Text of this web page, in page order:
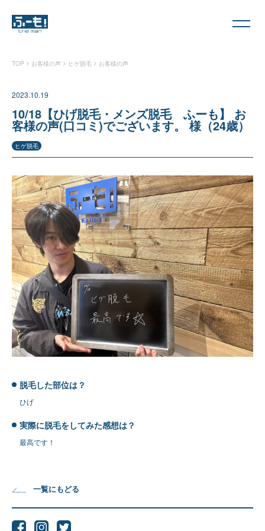
TOP > お客様の声 > ヒゲ脱毛 > お客様の声
2023.10.19
10/18【ひげ脱毛・メンズ脱毛 ふーも】 お
客様の声(口コミ)でございます。 様（24歳）
ヒゲ脱毛
脱毛した部位は？
ひげ
実際に脱毛をしてみた感想は？
最高です！
一覧にもどる